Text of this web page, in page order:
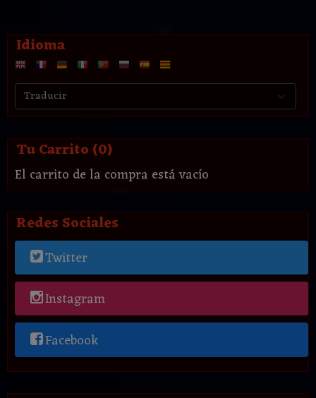
Idioma
Tu Carrito (0)
El carrito de la compra está vacío
Redes Sociales
Twitter
Instagram
Facebook